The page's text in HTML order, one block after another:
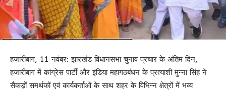
हजारीबाग, 11 नवंबर: झारखंड विधानसभा चुनाव प्रचार के अंतिम दिन,
हजारीबाग में कांग्रेस पार्टी और इंडिया महागठबंधन के प्रत्याशी मुन्ना सिंह ने
सैकड़ों समर्थकों एवं कार्यकर्ताओं के साथ शहर के विभिन्न क्षेत्रों में भव्य